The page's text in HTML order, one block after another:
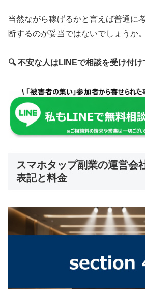
当然ながら稼げるかと言えば普通に
断するのが妥当ではないでしょうか。
🔍 不安な人はLINEで相談を受け付け
スマホタップ副業の運営会
表記と料金